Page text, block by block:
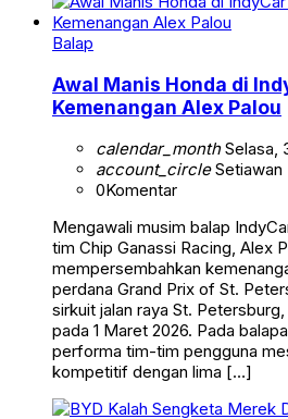
Balap
Awal Manis Honda di
Kemenangan Alex Palou
calendar_monthSelasa,
account_circleSetiawan
0Komentar
Mengawali musim balap
tim Chip Ganassi Racing, Alex
mempersembahkan
perdana Grand Prix of St.
sirkuit jalan raya St.
pada 1 Maret 2026. Pada
performa tim-tim pengguna
kompetitif dengan lima […]